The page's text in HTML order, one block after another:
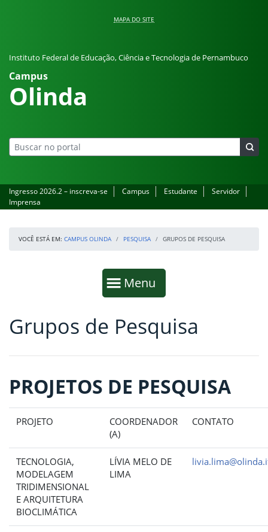
MAPA DO SITE
Instituto Federal de Educação, Ciência e Tecnologia de Pernambuco
Campus
Olinda
Ingresso 2026.2 – inscreva-se Campus Estudante
Servidor
Imprensa
VOCÊ ESTÁ EM: CAMPUS OLINDA PESQUISA GRUPOS DE PESQUISA
Mostrar
Menu
Fim da navegação
Início do conteúdo
Grupos de Pesquisa
PROJETOS DE PESQUISA
PROJETO
COORDENADOR
(A)
CONTATO
TECNOLOGIA,
MODELAGEM
TRIDIMENSIONAL
E ARQUITETURA
BIOCLIMÁTICA
LÍVIA MELO DE
LIMA